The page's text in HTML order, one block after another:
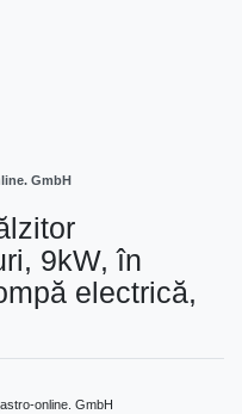
GmbH
9kW, în
electrică,
online. GmbH